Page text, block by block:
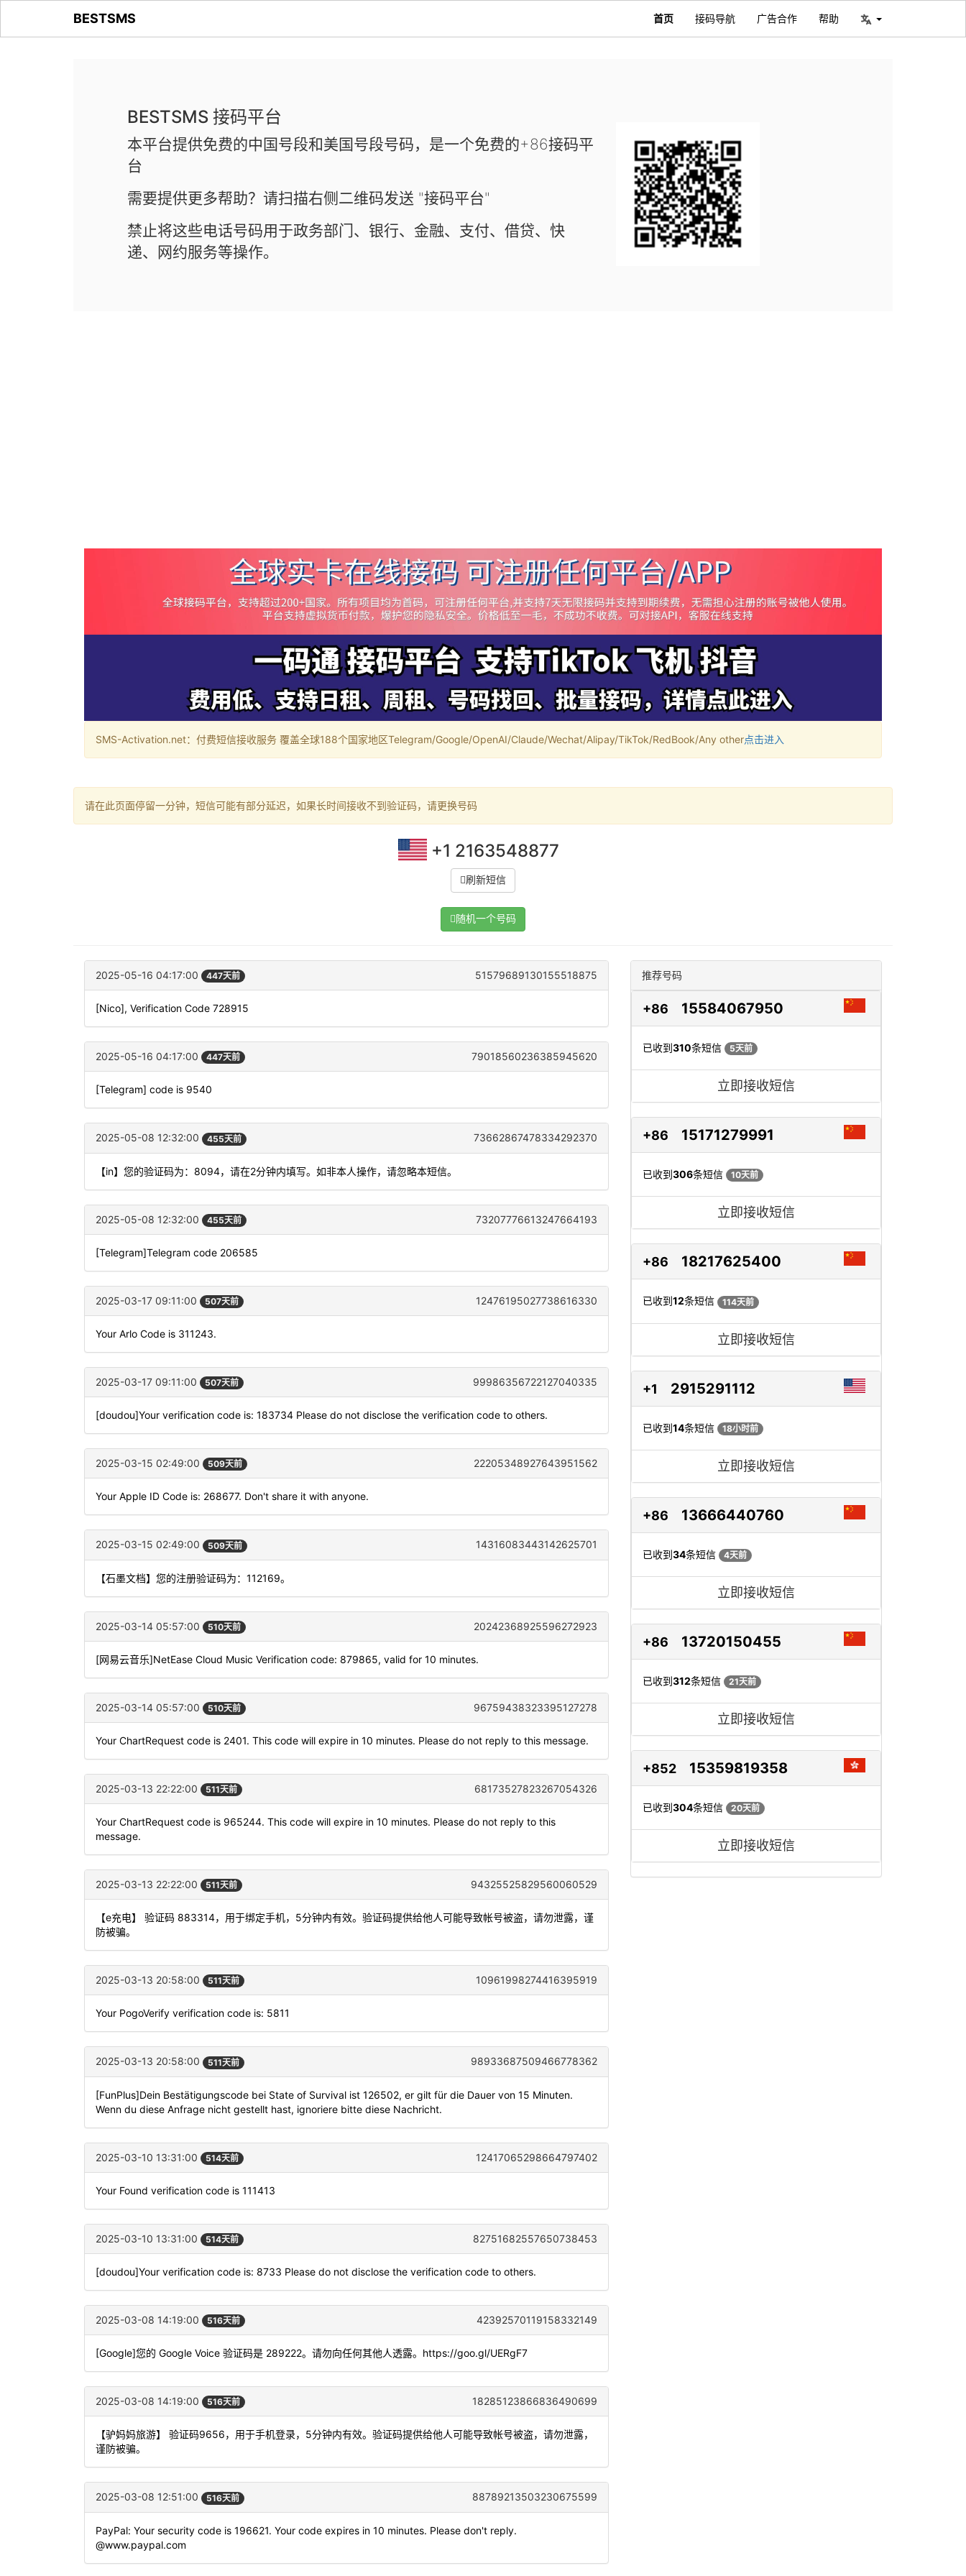
BESTSMS 首页 接码导航 广告合作 帮助
BESTSMS 接码平台
本平台提供免费的中国号段和美国号段号码，是一个免费的+86接码平
台
需要提供更多帮助？请扫描右侧二维码发送 "接码平台"
禁止将这些电话号码用于政务部门、银行、金融、支付、借贷、快
递、网约服务等操作。
SMS-Activation.net：付费短信接收服务 覆盖全球188个国家地区Telegram/Google/OpenAI/Claude/Wechat/Alipay/TikTok/RedBook/Any other点击进入
请在此页面停留一分钟，短信可能有部分延迟，如果长时间接收不到验证码，请更换号码
+1 2163548877
刷新短信
随机一个号码
2025-05-16 04:17:00 447天前 51579689130155518875
[Nico], Verification Code 728915
2025-05-16 04:17:00 447天前 79018560236385945620
[Telegram] code is 9540
2025-05-08 12:32:00 455天前 73662867478334292370
【in】您的验证码为：8094，请在2分钟内填写。如非本人操作，请忽略本短信。
2025-05-08 12:32:00 455天前 73207776613247664193
[Telegram]Telegram code 206585
2025-03-17 09:11:00 507天前 12476195027738616330
Your Arlo Code is 311243.
2025-03-17 09:11:00 507天前 99986356722127040335
[doudou]Your verification code is: 183734 Please do not disclose the verification code to others.
2025-03-15 02:49:00 509天前 22205348927643951562
Your Apple ID Code is: 268677. Don't share it with anyone.
2025-03-15 02:49:00 509天前 14316083443142625701
【石墨文档】您的注册验证码为：112169。
2025-03-14 05:57:00 510天前 20242368925596272923
[网易云音乐]NetEase Cloud Music Verification code: 879865, valid for 10 minutes.
2025-03-14 05:57:00 510天前 96759438323395127278
Your ChartRequest code is 2401. This code will expire in 10 minutes. Please do not reply to this message.
2025-03-13 22:22:00 511天前 68173527823267054326
Your ChartRequest code is 965244. This code will expire in 10 minutes. Please do not reply to this
message.
2025-03-13 22:22:00 511天前 94325525829560060529
【e充电】 验证码 883314，用于绑定手机，5分钟内有效。验证码提供给他人可能导致帐号被盗，请勿泄露，谨
防被骗。
2025-03-13 20:58:00 511天前 10961998274416395919
Your PogoVerify verification code is: 5811
2025-03-13 20:58:00 511天前 98933687509466778362
[FunPlus]Dein Bestätigungscode bei State of Survival ist 126502, er gilt für die Dauer von 15 Minuten.
Wenn du diese Anfrage nicht gestellt hast, ignoriere bitte diese Nachricht.
2025-03-10 13:31:00 514天前 12417065298664797402
Your Found verification code is 111413
2025-03-10 13:31:00 514天前 82751682557650738453
[doudou]Your verification code is: 8733 Please do not disclose the verification code to others.
2025-03-08 14:19:00 516天前 42392570119158332149
[Google]您的 Google Voice 验证码是 289222。请勿向任何其他人透露。https://goo.gl/UERgF7
2025-03-08 14:19:00 516天前 18285123866836490699
【驴妈妈旅游】 验证码9656，用于手机登录，5分钟内有效。验证码提供给他人可能导致帐号被盗，请勿泄露，
谨防被骗。
2025-03-08 12:51:00 516天前 88789213503230675599
PayPal: Your security code is 196621. Your code expires in 10 minutes. Please don't reply.
@www.paypal.com
推荐号码
+86 15584067950
已收到310条短信 5天前
立即接收短信
+86 15171279991
已收到306条短信 10天前
立即接收短信
+86 18217625400
已收到12条短信 114天前
立即接收短信
+1 2915291112
已收到14条短信 18小时前
立即接收短信
+86 13666440760
已收到34条短信 4天前
立即接收短信
+86 13720150455
已收到312条短信 21天前
立即接收短信
+852 15359819358
已收到304条短信 20天前
立即接收短信